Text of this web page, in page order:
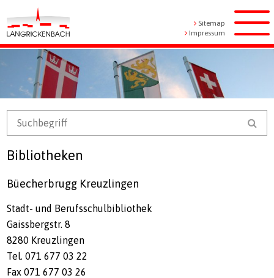
Navigieren in Langrickenbach
Schnellnavigation
Metanavigation
Sitemap
Impressum
Bibliotheken
Büecherbrugg Kreuzlingen
Stadt- und Berufsschulbibliothek
Gaissbergstr. 8
8280 Kreuzlingen
Tel. 071 677 03 22
Fax 071 677 03 26
Suchbegriff